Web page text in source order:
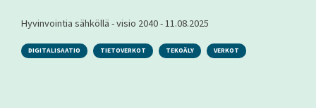
Hyvinvointia sähköllä - visio 2040-11.08.2025
DIGITALISAATIO TIETOVERKOT TEKOÄLY VERKOT